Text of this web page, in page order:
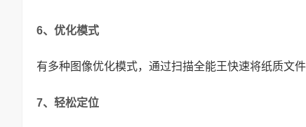
6、优化模式
有多种图像优化模式，通过扫描全能王快速将纸质文件
7、轻松定位